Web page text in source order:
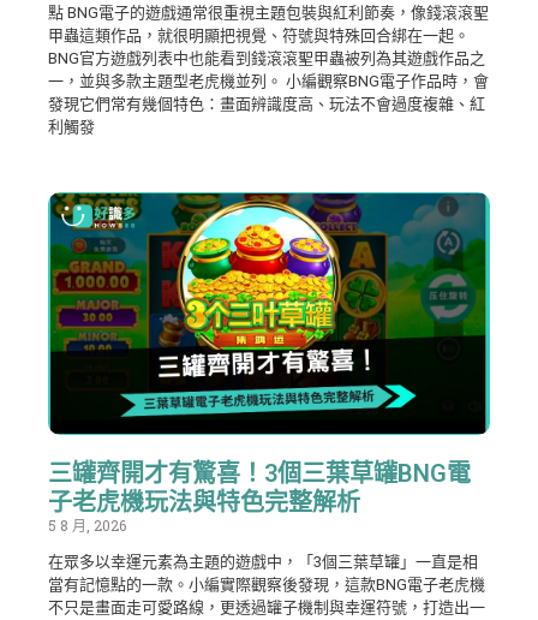
點 BNG電子的遊戲通常很重視主題包裝與紅利節奏，像錢滾滾聖
甲蟲這類作品，就很明顯把視覺、符號與特殊回合綁在一起。
BNG官方遊戲列表中也能看到錢滾滾聖甲蟲被列為其遊戲作品之
一，並與多款主題型老虎機並列。 小編觀察BNG電子作品時，會
發現它們常有幾個特色：畫面辨識度高、玩法不會過度複雜、紅
利觸發
三罐齊開才有驚喜！3個三葉草罐BNG電
子老虎機玩法與特色完整解析
5 8 月, 2026
在眾多以幸運元素為主題的遊戲中，「3個三葉草罐」一直是相
當有記憶點的一款。小編實際觀察後發現，這款BNG電子老虎機
不只是畫面走可愛路線，更透過罐子機制與幸運符號，打造出一